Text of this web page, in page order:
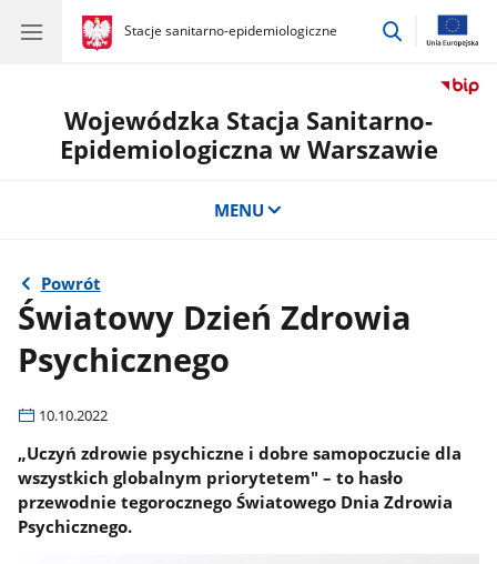
gov.pl
Stacje sanitarno-epidemiologiczne
gov.pl
Stacje
przejdź
Wojewódzka Stacja Sanitarno-
Epidemiologiczna w Warszawie
MENU
Powrót
Światowy Dzień Zdrowia
Psychicznego
10.10.2022
„Uczyń zdrowie psychiczne i dobre samopoczucie dla
wszystkich globalnym priorytetem" – to hasło
przewodnie tegorocznego Światowego Dnia Zdrowia
Psychicznego.